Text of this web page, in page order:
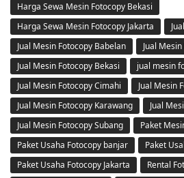
Harga Sewa Mesin Fotocopy Bekasi
Harga Sewa Mesin Fotocopy Jakarta
Jual Mesin Fotocopy Babelan
Jual
Jual Mesin Fotocopy Bekasi
jual mesin
Jual Mesin Fotocopy Cimahi
Jual Mesin
Jual Mesin Fotocopy Karawang
Jual
Jual Mesin Fotocopy Subang
Paket
Paket Usaha Fotocopy banjar
Paket
Paket Usaha Fotocopy Jakarta
Rental